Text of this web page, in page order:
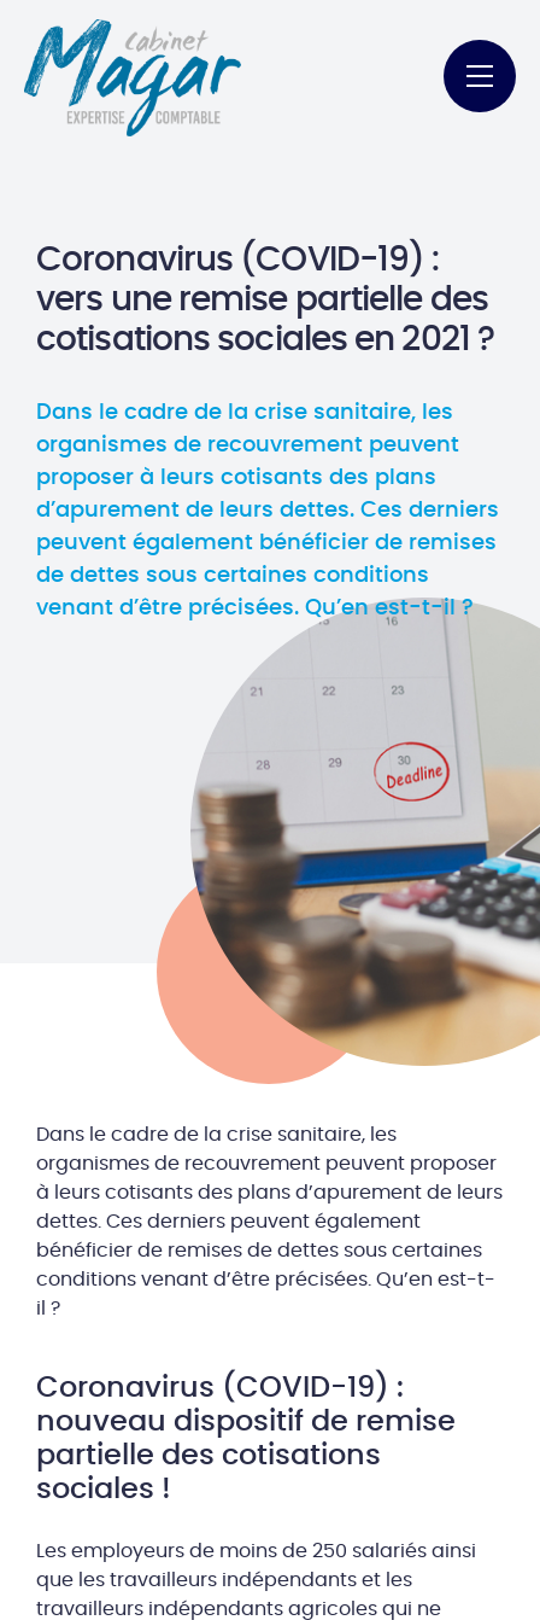
Coronavirus (COVID-19) :
vers une remise partielle des
cotisations sociales en 2021 ?
Dans le cadre de la crise sanitaire, les
organismes de recouvrement peuvent
proposer à leurs cotisants des plans
d’apurement de leurs dettes. Ces derniers
peuvent également bénéficier de remises
de dettes sous certaines conditions
venant d’être précisées. Qu’en est-t-il ?
Dans le cadre de la crise sanitaire, les
organismes de recouvrement peuvent proposer
à leurs cotisants des plans d’apurement de leurs
dettes. Ces derniers peuvent également
bénéficier de remises de dettes sous certaines
conditions venant d’être précisées. Qu’en est-t-
il ?
Coronavirus (COVID-19) :
nouveau dispositif de remise
partielle des cotisations
sociales !
Les employeurs de moins de 250 salariés ainsi
que les travailleurs indépendants et les
travailleurs indépendants agricoles qui ne